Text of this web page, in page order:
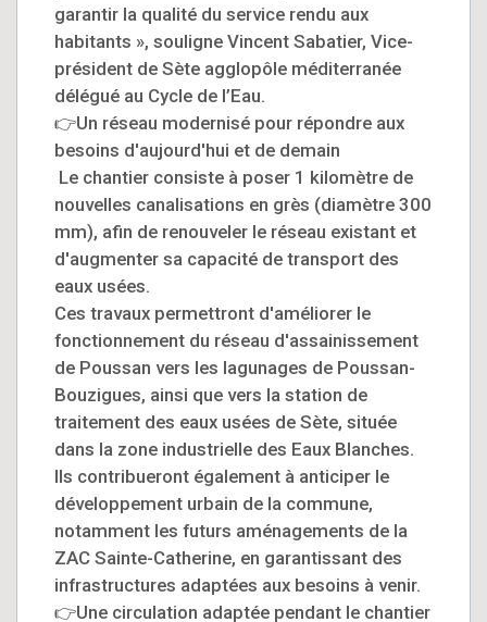
garantir la qualité du service rendu aux
habitants », souligne Vincent Sabatier, Vice-
président de Sète agglopôle méditerranée
délégué au Cycle de l’Eau.
👉Un réseau modernisé pour répondre aux
besoins d'aujourd'hui et de demain
Le chantier consiste à poser 1 kilomètre de
nouvelles canalisations en grès (diamètre 300
mm), afin de renouveler le réseau existant et
d'augmenter sa capacité de transport des
eaux usées.
Ces travaux permettront d'améliorer le
fonctionnement du réseau d'assainissement
de Poussan vers les lagunages de Poussan-
Bouzigues, ainsi que vers la station de
traitement des eaux usées de Sète, située
dans la zone industrielle des Eaux Blanches.
Ils contribueront également à anticiper le
développement urbain de la commune,
notamment les futurs aménagements de la
ZAC Sainte-Catherine, en garantissant des
infrastructures adaptées aux besoins à venir.
👉Une circulation adaptée pendant le chantier